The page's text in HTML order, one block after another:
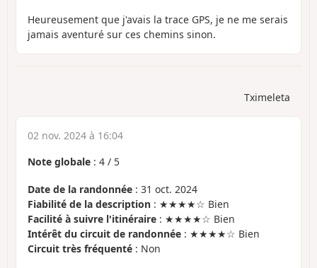
Heureusement que j'avais la trace GPS, je ne me serais
jamais aventuré sur ces chemins sinon.
Tximeleta
02 nov. 2024 à 16:04
Note globale : 4 / 5
Date de la randonnée : 31 oct. 2024
Fiabilité de la description : ★★★★☆ Bien
Facilité à suivre l'itinéraire : ★★★★☆ Bien
Intérêt du circuit de randonnée : ★★★★☆ Bien
Circuit très fréquenté : Non